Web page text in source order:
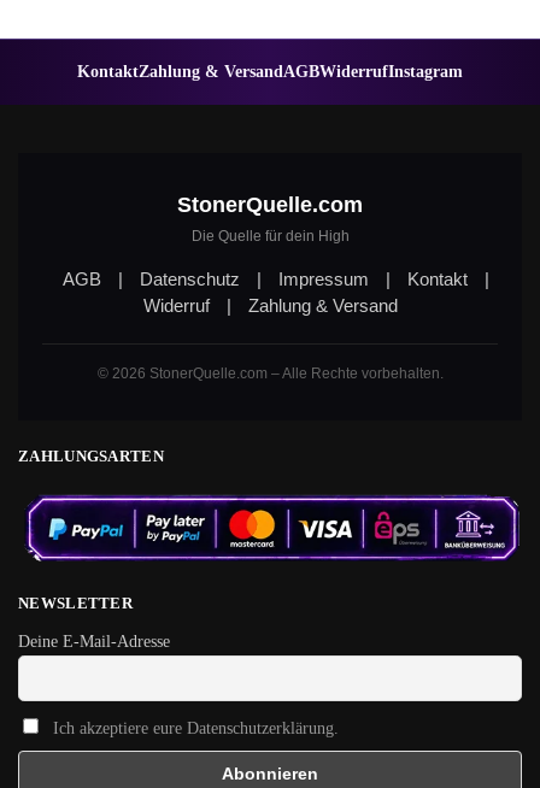
KontaktZahlung & VersandAGBWiderrufInstagram
StonerQuelle.com
Die Quelle für dein High
AGB | Datenschutz | Impressum | Kontakt
|
Widerruf
| Zahlung & Versand
© 2026 StonerQuelle.com – Alle Rechte vorbehalten.
ZAHLUNGSARTEN
NEWSLETTER
Deine E-Mail-Adresse
Ich akzeptiere eure Datenschutzerklärung.